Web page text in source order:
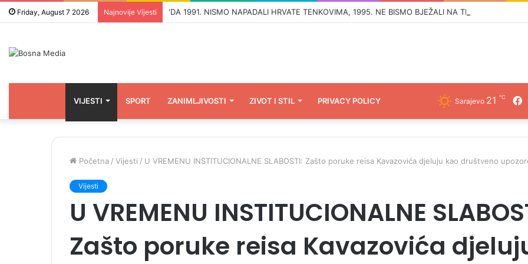
Friday, August 7 2026 Najnovije Vijesti
VIJESTI SPORT ZANIMLJIVOSTI ZIVOT I STIL PRIVACY POLICY Sarajevo 21 ℃
Početna / Vijesti / U VREMENU INSTITUCIONALNE SLABOSTI: Zašto poruke reisa Kavazovića djeluju kao društveno
Vijesti
U VREMENU INSTITUCIONALNE
Zašto poruke reisa Kavazovića